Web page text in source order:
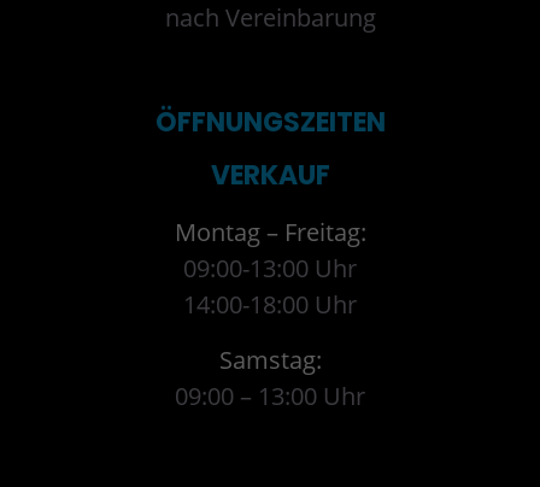
nach Vereinbarung
ÖFFNUNGSZEITEN
VERKAUF
Montag – Freitag:
09:00-13:00 Uhr
14:00-18:00 Uhr
Samstag:
09:00 – 13:00 Uhr